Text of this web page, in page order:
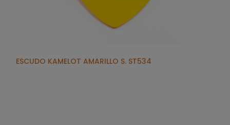
ESCUDO KAMELOT AMARILLO S. ST534